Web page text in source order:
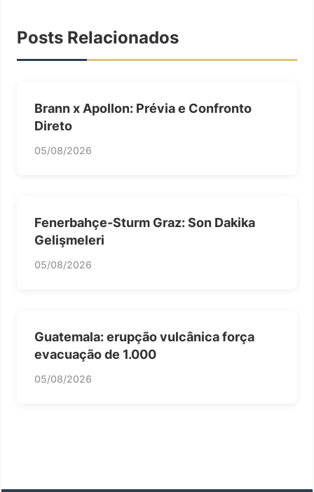
Posts Relacionados
Brann x Apollon: Prévia e Confronto
Direto
05/08/2026
Fenerbahçe-Sturm Graz: Son Dakika
Gelişmeleri
05/08/2026
Guatemala: erupção vulcânica força
evacuação de 1.000
05/08/2026